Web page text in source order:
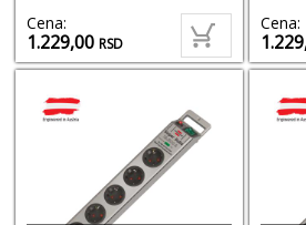
Cena:
1.229,00RSD
Cena: